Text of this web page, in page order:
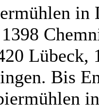
in
Lübeck,
Bis